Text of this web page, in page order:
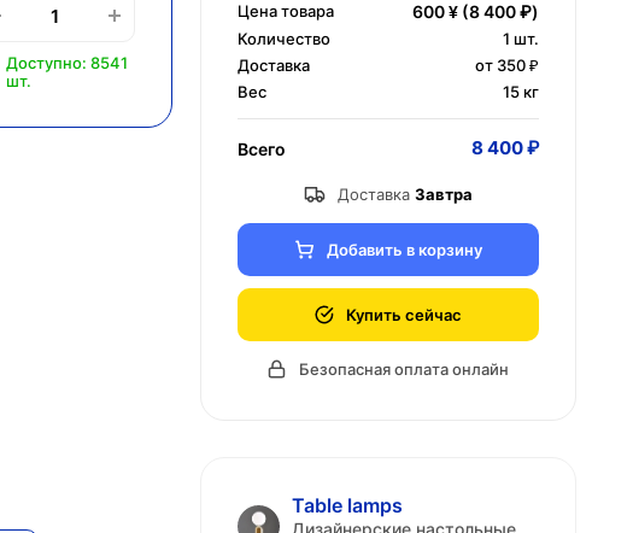
Доступно: 8541
шт.
Цена товара 600 ¥ (8 400 ₽)
Количество 1 шт.
Доставка
от 350 ₽
Вес
15 кг
Всего 8 400 ₽
Доставка Завтра
Добавить в корзину
Купить сейчас
Безопасная оплата онлайн
Table lamps
Дизайнерские настольные